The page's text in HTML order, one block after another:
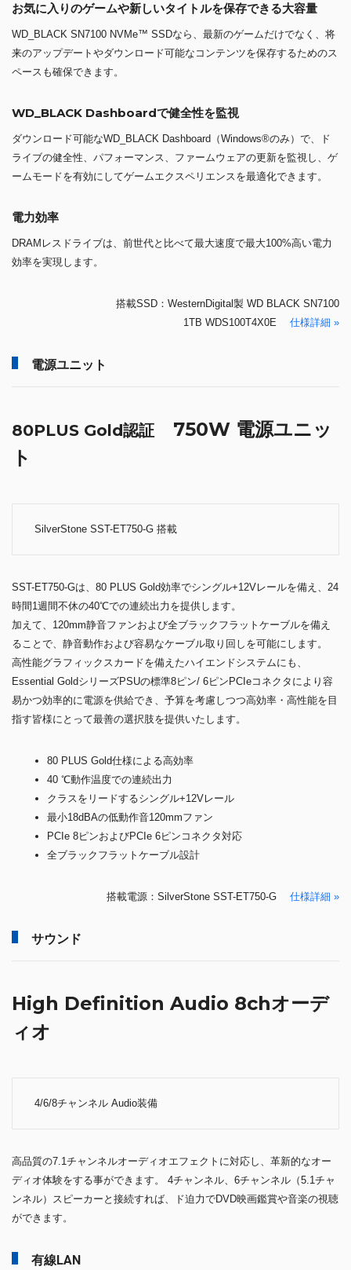
お気に入りのゲームや新しいタイトルを保存できる大容量
WD_BLACK SN7100 NVMe™ SSDなら、最新のゲームだけでなく、将
来のアップデートやダウンロード可能なコンテンツを保存するためのス
ペースも確保できます。
WD_BLACK Dashboardで健全性を監視
ダウンロード可能なWD_BLACK Dashboard（Windows®のみ）で、ド
ライブの健全性、パフォーマンス、ファームウェアの更新を監視し、ゲ
ームモードを有効にしてゲームエクスペリエンスを最適化できます。
電力効率
DRAMレスドライブは、前世代と比べて最大速度で最大100%高い電力
効率を実現します。
搭載SSD：WesternDigital製 WD BLACK SN7100
1TB WDS100T4X0E 仕様詳細 »
電源ユニット
80PLUS Gold認証 750W 電源ユニッ
ト
SilverStone SST-ET750-G 搭載
SST-ET750-Gは、80 PLUS Gold効率でシングル+12Vレールを備え、24
時間1週間不休の40℃での連続出力を提供します。
加えて、120mm静音ファンおよび全ブラックフラットケーブルを備え
ることで、静音動作および容易なケーブル取り回しを可能にします。
高性能グラフィックスカードを備えたハイエンドシステムにも、
Essential GoldシリーズPSUの標準8ピン/ 6ピンPCIeコネクタにより容
易かつ効率的に電源を供給でき、予算を考慮しつつ高効率・高性能を目
指す皆様にとって最善の選択肢を提供いたします。
80 PLUS Gold仕様による高効率
40 ℃動作温度での連続出力
クラスをリードするシングル+12Vレール
最小18dBAの低動作音120mmファン
PCIe 8ピンおよびPCIe 6ピンコネクタ対応
全ブラックフラットケーブル設計
搭載電源：SilverStone SST-ET750-G 仕様詳細 »
サウンド
High Definition Audio 8chオーデ
ィオ
4/6/8チャンネル Audio装備
高品質の7.1チャンネルオーディオエフェクトに対応し、革新的なオー
ディオ体験をする事ができます。 4チャンネル、6チャンネル（5.1チャ
ンネル）スピーカーと接続すれば、ド迫力でDVD映画鑑賞や音楽の視聴
ができます。
有線LAN